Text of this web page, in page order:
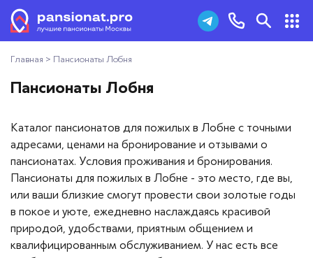
Пансионаты для пожилых
Пансионаты для ветеранов
Хосписы
Как выбрать пансионат
Добавить пансионат
Главная > Пансионаты Лобня
Пансионаты Лобня
Каталог пансионатов для пожилых в Лобне с точными
адресами, ценами на бронирование и отзывами о
пансионатах. Условия проживания и бронирования.
Пансионаты для пожилых в Лобне - это место, где вы,
или ваши близкие смогут провести свои золотые годы
в покое и уюте, ежедневно наслаждаясь красивой
природой, удобствами, приятным общением и
квалифицированным обслуживанием. У нас есть все